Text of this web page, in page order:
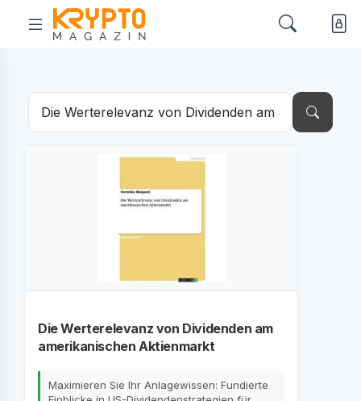
Die Werterelevanz von Dividenden am
amerikanischen Aktienmarkt
Maximieren Sie Ihr Anlagewissen: Fundierte